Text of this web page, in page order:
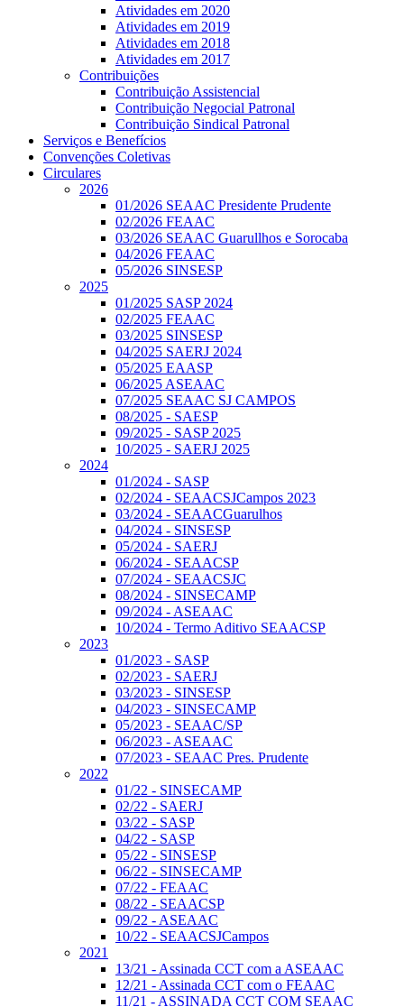
Atividades em 2020
Atividades em 2019
Atividades em 2018
Atividades em 2017
Contribuições
Contribuição Assistencial
Contribuição Negocial Patronal
Contribuição Sindical Patronal
Serviços e Benefícios
Convenções Coletivas
Circulares
2026
01/2026 SEAAC Presidente Prudente
02/2026 FEAAC
03/2026 SEAAC Guarullhos e Sorocaba
04/2026 FEAAC
05/2026 SINSESP
2025
01/2025 SASP 2024
02/2025 FEAAC
03/2025 SINSESP
04/2025 SAERJ 2024
05/2025 EAASP
06/2025 ASEAAC
07/2025 SEAAC SJ CAMPOS
08/2025 - SAESP
09/2025 - SASP 2025
10/2025 - SAERJ 2025
2024
01/2024 - SASP
02/2024 - SEAACSJCampos 2023
03/2024 - SEAACGuarulhos
04/2024 - SINSESP
05/2024 - SAERJ
06/2024 - SEAACSP
07/2024 - SEAACSJC
08/2024 - SINSECAMP
09/2024 - ASEAAC
10/2024 - Termo Aditivo SEAACSP
2023
01/2023 - SASP
02/2023 - SAERJ
03/2023 - SINSESP
04/2023 - SINSECAMP
05/2023 - SEAAC/SP
06/2023 - ASEAAC
07/2023 - SEAAC Pres. Prudente
2022
01/22 - SINSECAMP
02/22 - SAERJ
03/22 - SASP
04/22 - SASP
05/22 - SINSESP
06/22 - SINSECAMP
07/22 - FEAAC
08/22 - SEAACSP
09/22 - ASEAAC
10/22 - SEAACSJCampos
2021
13/21 - Assinada CCT com a ASEAAC
12/21 - Assinada CCT com o FEAAC
11/21 - ASSINADA CCT COM SEAAC